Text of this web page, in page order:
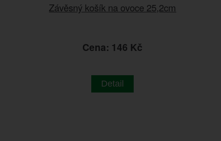
Závěsný košík na ovoce 25,2cm
Cena: 146 Kč
Detail